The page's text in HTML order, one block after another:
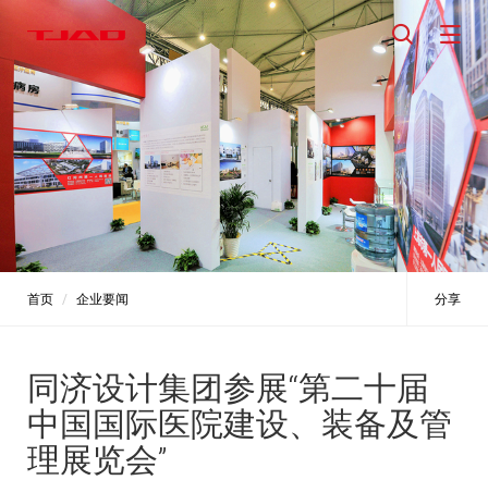
首页 企业要闻 分享
同济设计集团参展“第二十届
中国国际医院建设、装备及管
理展览会”